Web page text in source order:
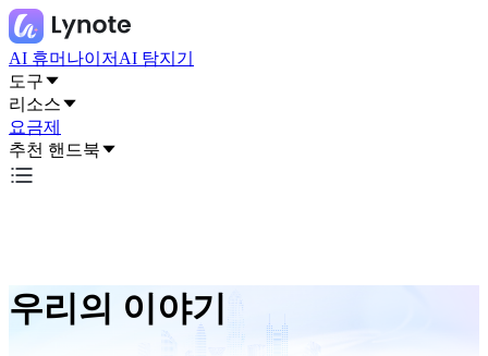
AI 휴머나이저 AI 탐지기
도구
리소스
요금제
추천 핸드북
우리의 이야기